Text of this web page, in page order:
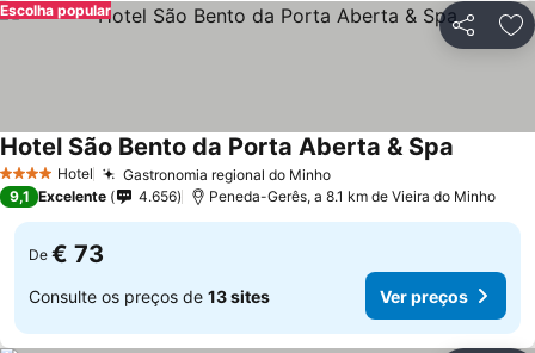
Partilhar
Escolha popular
4 EstrelasHotel Gastronomia regional do MinhoVer preços
Hotel São Bento da Porta Aberta & Spa
9,1 Excelente 4.656 Peneda-Gerês, a 8.1 km de Vieira do Minho
De € 73
Consulte os preços de 13 sites Ver preços